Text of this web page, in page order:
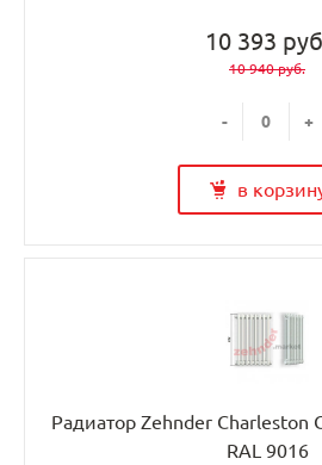
10 393
10 940 руб.
- +
в
Радиатор Zehnder Charleston
RAL 9016